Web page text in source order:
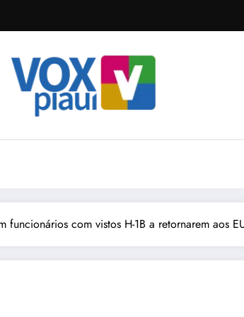
funcionários com vistos H-1B a retornarem aos